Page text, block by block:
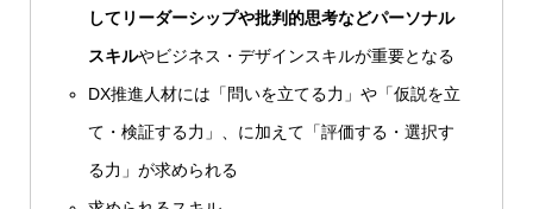
してリーダーシップや批判的思考などパーソナル
スキルやビジネス・デザインスキルが重要となる
DX推進人材には「問いを立てる力」や「仮説を立
て・検証する力」、に加えて「評価する・選択す
る力」が求められる